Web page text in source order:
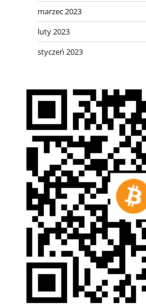
marzec 2023
luty 2023
styczeń 2023